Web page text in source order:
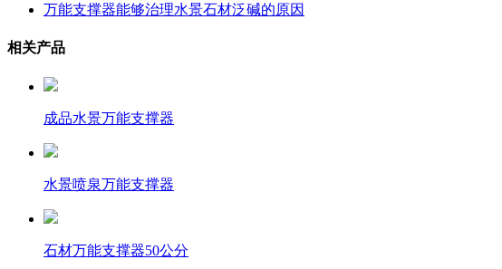
万能支撑器能够治理水景石材泛碱的原因
相关产品
成品水景万能支撑器
水景喷泉万能支撑器
石材万能支撑器50公分